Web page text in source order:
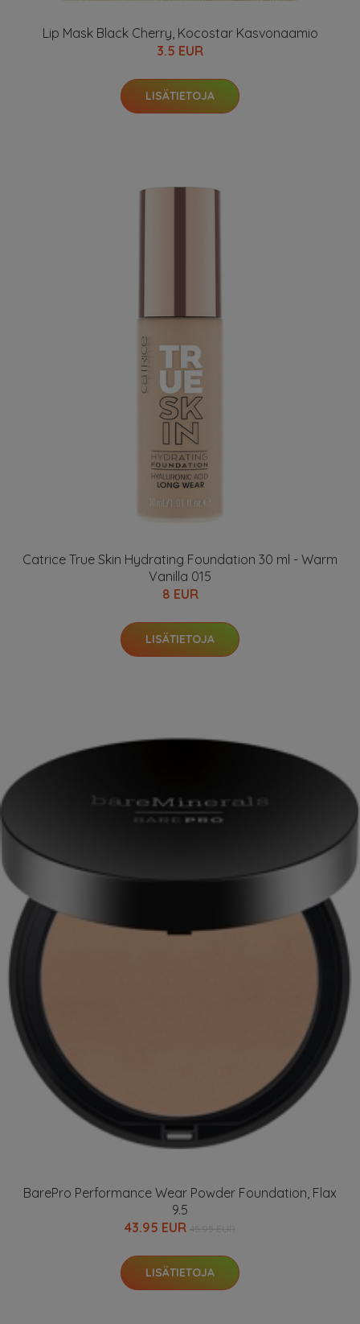
Lip Mask Black Cherry, Kocostar Kasvonaamio
3.5 EUR
LISÄTIETOJA
Catrice True Skin Hydrating Foundation 30 ml - Warm
Vanilla 015
8 EUR
LISÄTIETOJA
BarePro Performance Wear Powder Foundation, Flax
9.5
43.95 EUR
LISÄTIETOJA